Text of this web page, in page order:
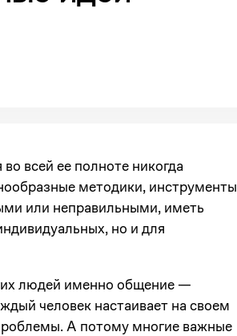
всей ее полноте никогда
методики, инструменты
или неправильными, иметь
но и для
людей именно общение —
человек настаивает на своем
А потому многие важные